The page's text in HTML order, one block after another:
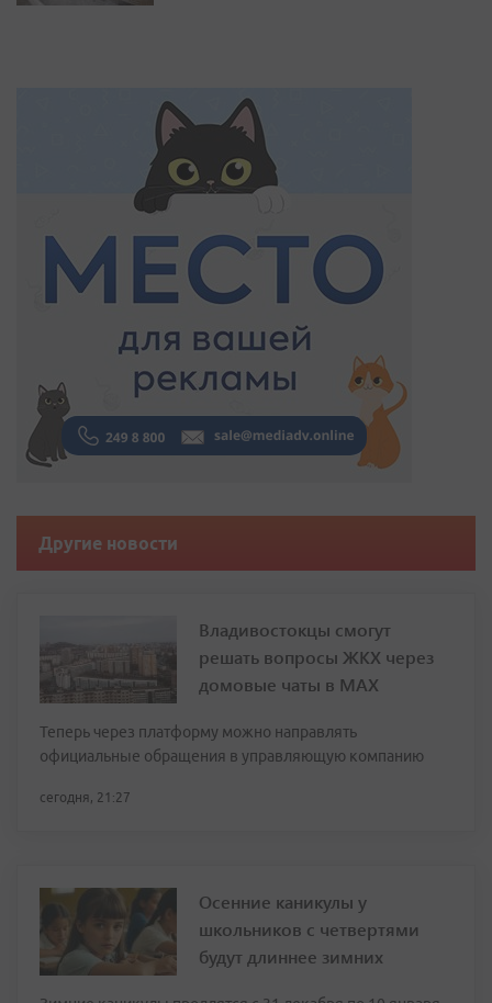
Другие новости
Владивостокцы смогут
решать вопросы ЖКХ через
домовые чаты в МАХ
Теперь через платформу можно направлять
официальные обращения в управляющую компанию
сегодня, 21:27
Осенние каникулы у
школьников с четвертями
будут длиннее зимних